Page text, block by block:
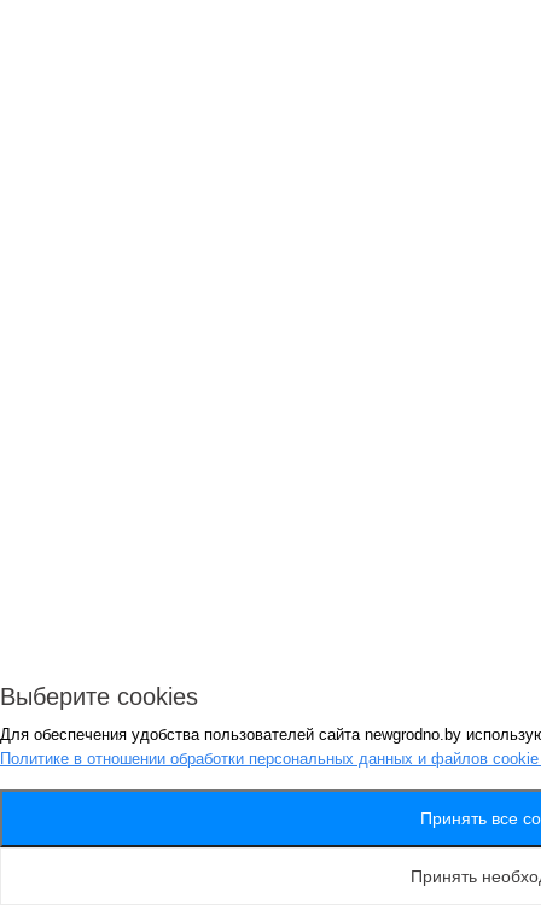
Выберите cookies
Для обеспечения удобства пользователей сайта newgrodno.by
Политике в отношении обработки персональных данных и файлов
Принять все
Принять